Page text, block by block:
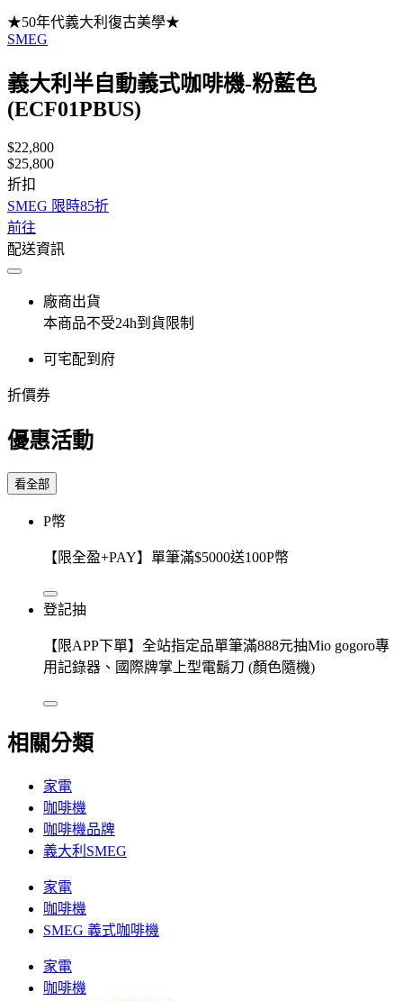
★50年代義大利復古美學★
SMEG
義大利半自動義式咖啡機-粉藍色
(ECF01PBUS)
$22,800
$25,800
折扣
SMEG 限時85折
前往
配送資訊
廠商出貨
本商品不受24h到貨限制
可宅配到府
折價券
優惠活動
看全部
P幣
【限全盈+PAY】單筆滿$5000送100P幣
登記抽
【限APP下單】全站指定品單筆滿888元抽Mio gogoro專
用記錄器、國際牌掌上型電鬍刀 (顏色隨機)
相關分類
家電
咖啡機
咖啡機品牌
義大利SMEG
家電
咖啡機
SMEG 義式咖啡機
家電
咖啡機